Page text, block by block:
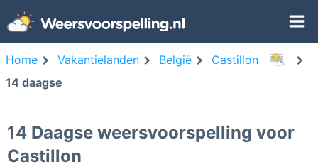
Home Vakantielanden België
Castillon
14 daagse
14 Daagse weersvoorspelling voor
Castillon